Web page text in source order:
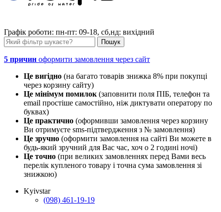
Графік роботи: пн-пт: 09-18, сб,нд: вихідний
5 причин оформити замовлення через сайт
Це вигідно (на багато товарів знижка 8% при покупці
через корзину сайту)
Це мінімум помилок (заповнити поля ПІБ, телефон та
email простіше самостійно, ніж диктувати оператору по
буквах)
Це практично (оформивши замовлення через корзину
Ви отримуєте sms-підтвердження з № замовлення)
Це зручно (оформити замовлення на сайті Ви можете в
будь-який зручний для Вас час, хоч о 2 годині ночі)
Це точно (при великих замовленнях перед Вами весь
перелік купленого товару і точна сума замовлення зі
знижкою)
Kyivstar
(098) 461-19-19